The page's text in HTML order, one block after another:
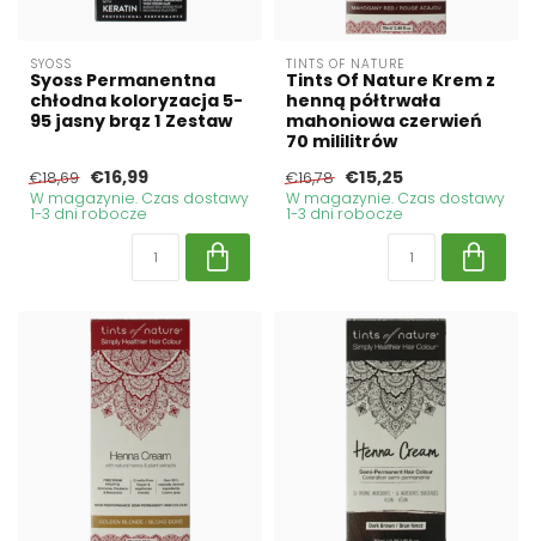
SYOSS
Syoss Permanentna
chłodna koloryzacja 5-
95 jasny brąz 1 Zestaw
€18,69 €16,99
W magazynie. Czas dostawy
1-3 dni robocze
TINTS OF NATURE
Tints Of Nature Krem z
henną półtrwała
mahoniowa czerwień
70 mililitrów
€16,78 €15,25
W magazynie. Czas dostawy
1-3 dni robocze